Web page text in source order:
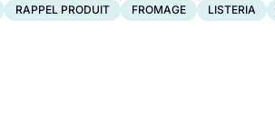
RAPPEL PRODUIT FROMAGE LISTERIA